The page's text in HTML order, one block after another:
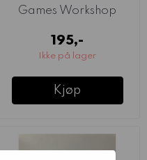
Goblin Kings of ...
Games Workshop
195,-
Ikke på lager
Kjøp